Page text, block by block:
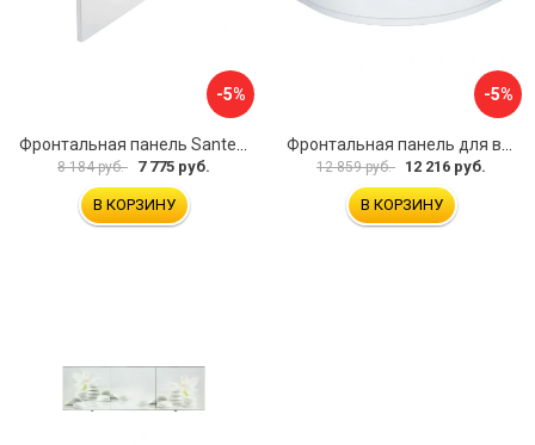
-5%
8 184 руб. 7 775 руб.
В КОРЗИНУ
-5%
12 859 руб. 12 216 руб.
В КОРЗИНУ